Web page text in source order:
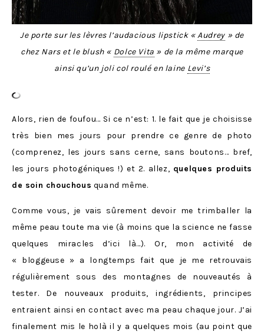
Je porte sur les lèvres l’audacious lipstick «Audrey» de
chez Nars et le blush « Dolce Vita » de la même marque
ainsi qu’un joli col roulé en laine Levi’s
Alors, rien de foufou… Si ce n’est: 1. le fait que je choisisse
très bien mes jours pour prendre ce genre de photo
(comprenez, les jours sans cerne, sans boutons… bref,
les jours photogéniques !) et 2. allez, quelques produits
de soin chouchous quand même.
Comme vous, je vais sûrement devoir me trimballer la
même peau toute ma vie (à moins que la science ne fasse
quelques miracles d’ici là…). Or, mon activité de
« bloggeuse » a longtemps fait que je me retrouvais
régulièrement sous des montagnes de nouveautés à
tester. De nouveaux produits, ingrédients, principes
entraient ainsi en contact avec ma peau chaque jour. J’ai
finalement mis le holà il y a quelques mois (au point que